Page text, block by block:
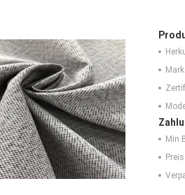
Min
Preis: